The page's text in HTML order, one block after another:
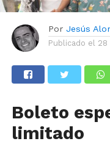
Por Jesús
Publicado el 28
Boleto
limitado